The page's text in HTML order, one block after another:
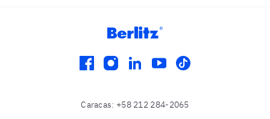
facebook
instagram
linkedin
youtube
tiktok
Caracas: +58 212 284-2065